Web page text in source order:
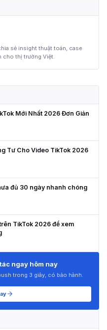
sẻ insight thuật toán, case
cho thị trường Việt.
Mới Nhất 2026 Đơn Giản
Tư Cho Video TikTok 2026
đủ 30 ngày nhanh chóng
TikTok 2026 để xem
ngay hôm nay
trong 3 giây, có bảo hành.